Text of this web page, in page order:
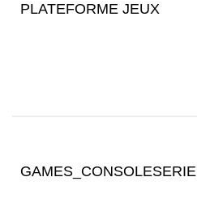
PLATEFORME JEUX
GAMES_CONSOLESERIE